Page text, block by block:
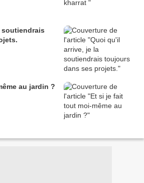
au jardin ?